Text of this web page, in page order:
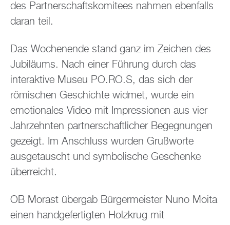
des Partnerschaftskomitees nahmen ebenfalls
daran teil.
Das Wochenende stand ganz im Zeichen des
Jubiläums. Nach einer Führung durch das
interaktive Museu PO.RO.S, das sich der
römischen Geschichte widmet, wurde ein
emotionales Video mit Impressionen aus vier
Jahrzehnten partnerschaftlicher Begegnungen
gezeigt. Im Anschluss wurden Grußworte
ausgetauscht und symbolische Geschenke
überreicht.
OB Morast übergab Bürgermeister Nuno Moita
einen handgefertigten Holzkrug mit